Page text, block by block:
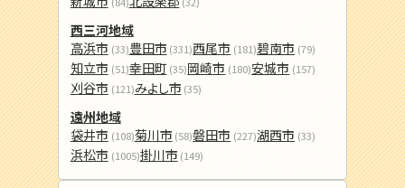
西三河地域
高浜市 (33)豊田市 (331)西尾市 (181)碧南市 (79)
知立市 (51)幸田町 (35)岡崎市 (180)安城市 (157)
刈谷市 (121)みよし市 (35)
遠州地域
袋井市 (108)菊川市 (58)磐田市 (227)湖西市 (33)
浜松市 (1005)掛川市 (149)